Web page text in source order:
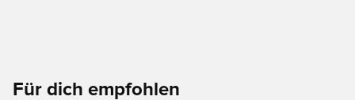
Für dich empfohlen